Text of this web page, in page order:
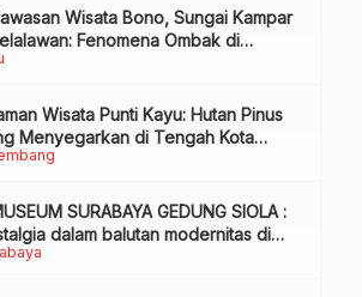
Wisata Bono, Sungai Kampar
Fenomena Ombak di
Sungai yang Mendunia, Review
Wisata Punti Kayu: Hutan Pinus
Menyegarkan di Tengah Kota
SURABAYA GEDUNG SIOLA :
dalam balutan modernitas di
kota pahlawan, Review & Info